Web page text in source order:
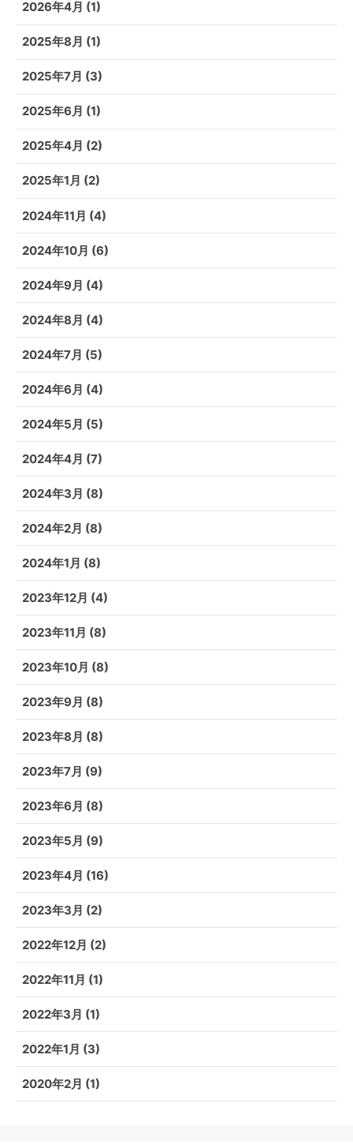
2026年4月 (1)
2025年8月 (1)
2025年7月 (3)
2025年6月 (1)
2025年4月 (2)
2025年1月 (2)
2024年11月 (4)
2024年10月 (6)
2024年9月 (4)
2024年8月 (4)
2024年7月 (5)
2024年6月 (4)
2024年5月 (5)
2024年4月 (7)
2024年3月 (8)
2024年2月 (8)
2024年1月 (8)
2023年12月 (4)
2023年11月 (8)
2023年10月 (8)
2023年9月 (8)
2023年8月 (8)
2023年7月 (9)
2023年6月 (8)
2023年5月 (9)
2023年4月 (16)
2023年3月 (2)
2022年12月 (2)
2022年11月 (1)
2022年3月 (1)
2022年1月 (3)
2020年2月 (1)